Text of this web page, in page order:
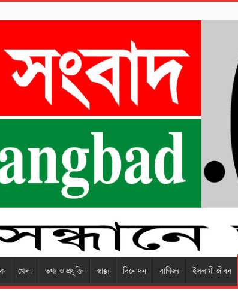
খেলা তথ্য ও প্রযুক্তি স্বাস্থ্য বিনোদন বাণিজ্য ইসলামী জীবন